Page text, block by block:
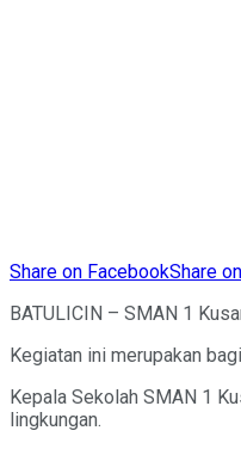
Share on FacebookShare
BATULICIN – SMAN 1
Kegiatan ini merupakan
Kepala Sekolah SMAN 1
lingkungan.